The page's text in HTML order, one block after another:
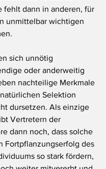
fehlt dann in anderen, für
unmittelbar wichtigen
sich unnötig
oder anderweitig
nachteilige Merkmale
Selektion
dursetzen. Als einzige
Vertretern der
dann noch, dass solche
Fortpflanzungserfolg des
so stark fördern,